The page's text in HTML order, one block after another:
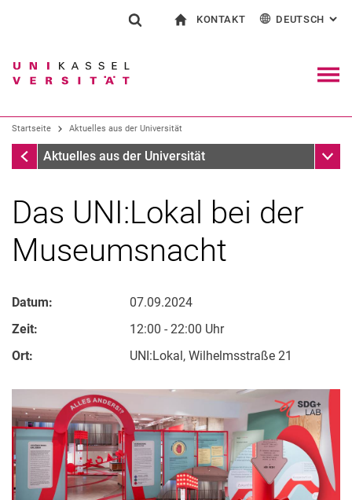
Springe direkt zu: Inhalt
Springe direkt zu: Suche
Springe direkt zu:
Suchen (öffnet externen Link in einem
KONTAKT
Kontakt für Presse und Öffentlichkeit
Einrichtungen suchen
DEUTSCH :
Startseite Aktuelles aus der Universität
Startseite
Aktuelles aus der Universität
Das UNI:Lokal bei der
Museumsnacht
Datum:
07.09.2024
Zeit:
12:00 - 22:00 Uhr
Ort:
UNI:Lokal, Wilhelmsstraße 21